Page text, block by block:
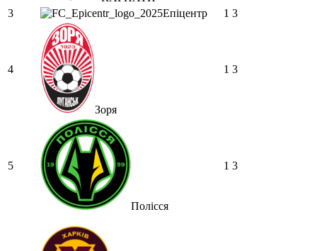
1-й тур граємо на виїзді з
Вересом, другий приймаємо Кривбас
в третьому вдома з ДК, але там
мабуть буде перенос
SVAT :З тютюнником 10-й тур
орієнтовно 19 жовтня
:SVAT, не можу дочекатись
початку сезону
Hatsyk, Куди можна написати
в особисті пару питань/ зауважень/
покращень по сайту? І чи можна на
сайт скинути криптою ltc?
:SVAT, телеграм, пошта,
вайбер, будь де) що підходить? зараз
SVAT :Hatsyk, Якщо зручно, то
3
Епіцентр 1 3
4
Зоря
1 3
5
Полісся
1 3